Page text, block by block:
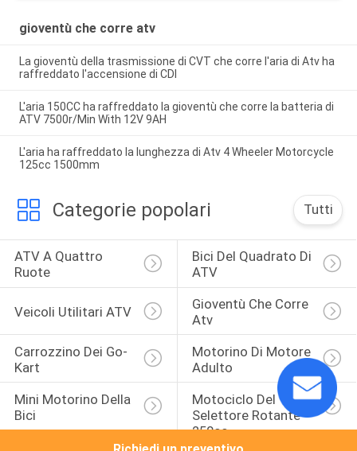
gioventù che corre atv
La gioventù della trasmissione di CVT che corre l'aria di Atv ha
raffreddato l'accensione di CDI
L'aria 150CC ha raffreddato la gioventù che corre la batteria di
ATV 7500r/Min With 12V 9AH
L'aria ha raffreddato la lunghezza di Atv 4 Wheeler Motorcycle
125cc 1500mm
Categorie popolari Tutti
ATV A Quattro
Ruote
Bici Del Quadrato Di
ATV
Veicoli Utilitari ATV
Gioventù Che Corre
Atv
Carrozzino Dei Go-
Kart
Motorino Di Motore
Adulto
Mini Motorino Della
Bici
Motociclo Del
Selettore Rotante
250cc